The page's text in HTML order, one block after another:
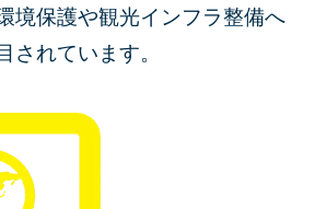
境保護や観光インフラ整備へ
されています。